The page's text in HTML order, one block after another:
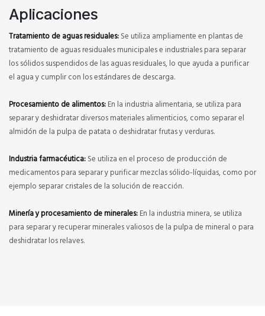
Aplicaciones
Tratamiento de aguas residuales:Se utiliza ampliamente en plantas de
tratamiento de aguas residuales municipales e industriales para separar
los sólidos suspendidos de las aguas residuales, lo que ayuda a purificar
el agua y cumplir con los estándares de descarga.
Procesamiento de alimentos:En la industria alimentaria, se utiliza para
separar y deshidratar diversos materiales alimenticios, como separar el
almidón de la pulpa de patata o deshidratar frutas y verduras.
Industria farmacéutica:Se utiliza en el proceso de producción de
medicamentos para separar y purificar mezclas sólido-líquidas, como por
ejemplo separar cristales de la solución de reacción.
Minería y procesamiento de minerales:En la industria minera, se utiliza
para separar y recuperar minerales valiosos de la pulpa de mineral o para
deshidratar los relaves.